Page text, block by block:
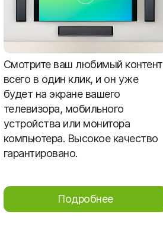
Смотрите ваш любимый контент
всего в один клик, и он уже
будет на экране вашего
телевизора, мобильного
устройства или монитора
компьютера. Высокое качество
гарантировано.
Подробнее